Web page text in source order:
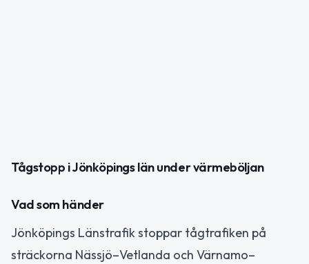
Tågstopp i Jönköpings län under värmeböljan
Vad som händer
Jönköpings Länstrafik stoppar tågtrafiken på
sträckorna Nässjö–Vetlanda och Värnamo–